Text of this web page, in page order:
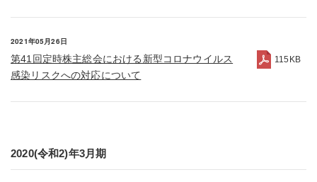
2021年05月26日
第41回定時株主総会における新型コロナウイルス
感染リスクへの対応について
115KB
2020(令和2)年3月期